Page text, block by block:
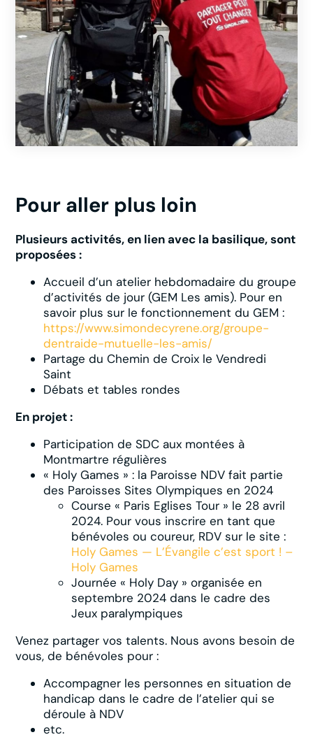
Pour aller plus loin
Plusieurs activités, en lien avec la basilique, sont
proposées :
Accueil d’un atelier hebdomadaire du groupe
d’activités de jour (GEM Les amis). Pour en
savoir plus sur le fonctionnement du GEM :
https://www.simondecyrene.org/groupe-
dentraide-mutuelle-les-amis/
Partage du Chemin de Croix le Vendredi
Saint
Débats et tables rondes
En projet :
Participation de SDC aux montées à
Montmartre régulières
« Holy Games » : la Paroisse NDV fait partie
des Paroisses Sites Olympiques en 2024
Course « Paris Eglises Tour » le 28 avril
2024. Pour vous inscrire en tant que
bénévoles ou coureur, RDV sur le site :
Holy Games — L’Évangile c’est sport ! –
Holy Games
Journée « Holy Day » organisée en
septembre 2024 dans le cadre des
Jeux paralympiques
Venez partager vos talents. Nous avons besoin de
vous, de bénévoles pour :
Accompagner les personnes en situation de
handicap dans le cadre de l’atelier qui se
déroule à NDV
etc.